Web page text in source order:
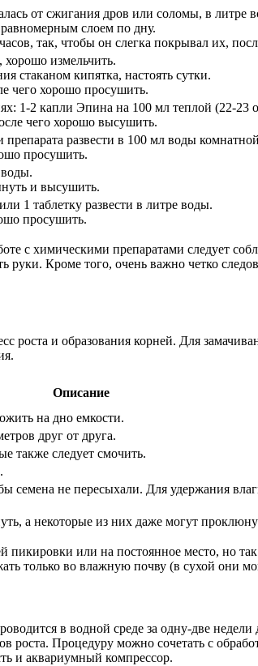
от сжигания дров или соломы, в литре
слоем по дну.
так, чтобы он слегка покрывал их,
измельчить.
стаканом кипятка, настоять сутки.
чего хорошо просушить.
1-2 капли Эпина на 100 мл теплой (22-23
чего хорошо высушить.
развести в 100 мл воды
просушить.
и высушить.
1 таблетку развести в литре воды.
просушить.
с химическими препаратами следует
Кроме того, очень важно четко
роста и образования корней. Для
Описание
на дно емкости.
друг от друга.
также следует смочить.
семена не пересыхали. Для удержания
а некоторые из них даже могут
или на постоянное место, но
только во влажную почву (в сухой они
в водной среде за одну-две
роста. Процедуру можно сочетать с
и аквариумный компрессор.